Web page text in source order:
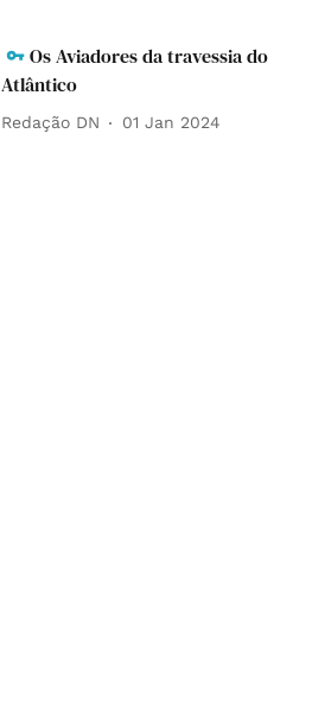
Os Aviadores da travessia do
Atlântico
Redação DN 01 Jan 2024